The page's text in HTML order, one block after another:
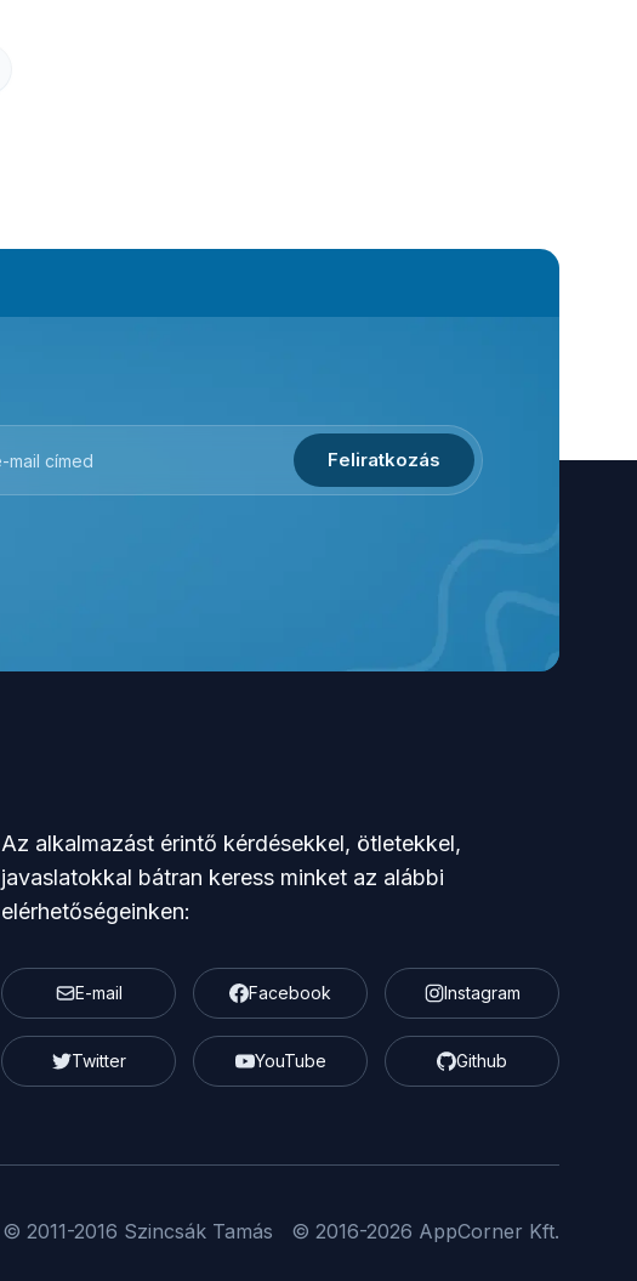
Feliratkozás
Az alkalmazást érintő kérdésekkel, ötletekkel,
javaslatokkal bátran keress minket az alábbi
elérhetőségeinken:
E-mail Facebook Instagram
Twitter YouTube Github
© 2011-2016 Szincsák Tamás © 2016-2026 AppCorner Kft.